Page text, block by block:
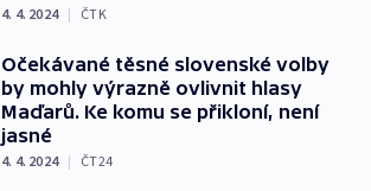
4. 4. 2024 | ČTK
Očekávané těsné slovenské volby
by mohly výrazně ovlivnit hlasy
Maďarů. Ke komu se přikloní, není
jasné
4. 4. 2024 | ČT24